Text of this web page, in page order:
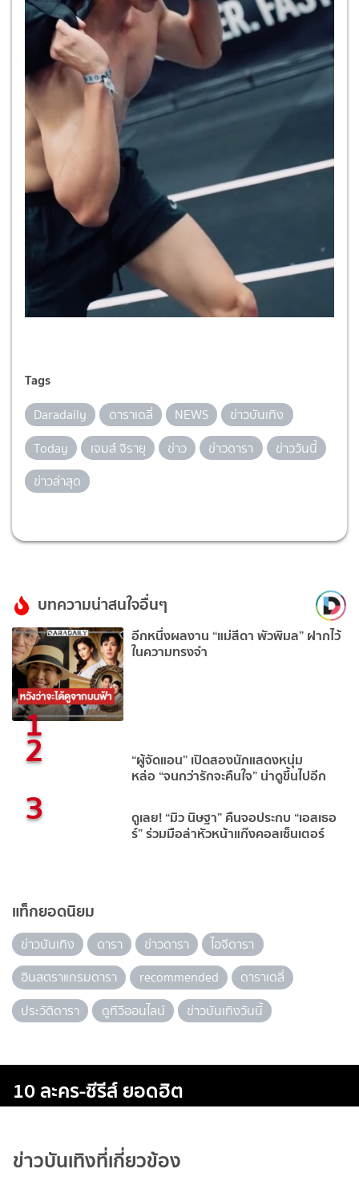
Tags
Daradaily ดาราเดลี่ NEWS
ข่าวบันเทิง
Today
เจมส์ จิรายุ ข่าว ข่าวดารา
ข่าววันนี้
ข่าวล่าสุด
บทความน่าสนใจอื่นๆ
1
อีกหนึ่งผลงาน “แม่สีดา พัวพิมล” ฝากไว้
ในความทรงจำ
2 “ผู้จัดแอน” เปิดสองนักแสดงหนุ่ม
หล่อ “จนกว่ารักจะคืนใจ” น่าดูขึ้นไปอีก
3 ดูเลย! “มิว นิษฐา” คืนจอประกบ “เอสเธอ
ร์” ร่วมมือล่าหัวหน้าแก๊งคอลเซ็นเตอร์
แท็กยอดนิยม
ข่าวบันเทิง ดารา ข่าวดารา
ไอจีดารา
อินสตราแกรมดารา
recommended
ดาราเดลี่
ประวัติดารา
ดูทีวีออนไลน์ ข่าวบันเทิงวันนี้
10 ละคร-ซีรีส์ ยอดฮิต
ข่าวบันเทิงที่เกี่ยวข้อง